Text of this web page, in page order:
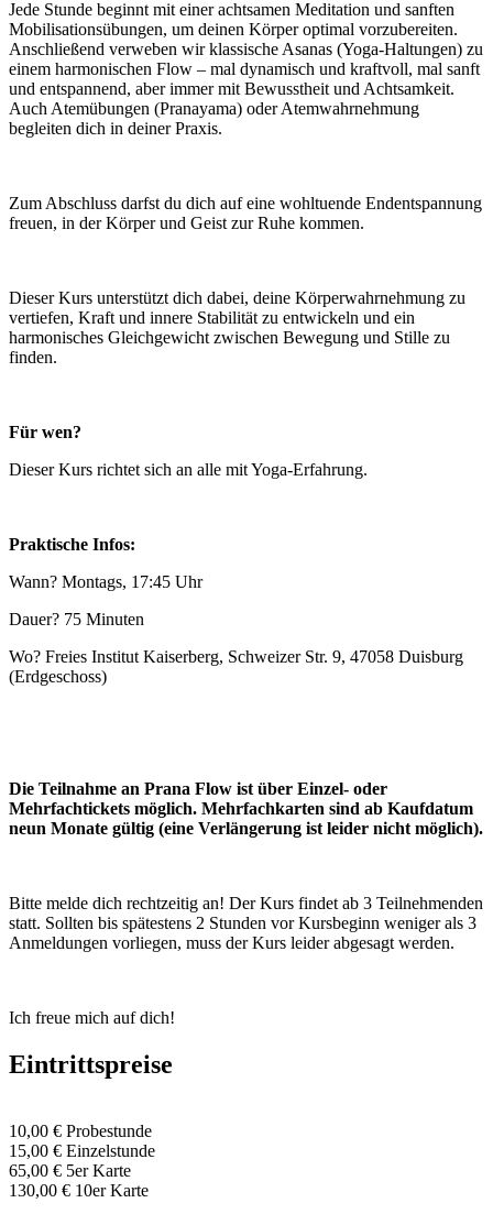
Jede Stunde beginnt mit einer achtsamen Meditation und sanften
Mobilisationsübungen, um deinen Körper optimal vorzubereiten.
Anschließend verweben wir klassische Asanas (Yoga-Haltungen) zu
einem harmonischen Flow – mal dynamisch und kraftvoll, mal sanft
und entspannend, aber immer mit Bewusstheit und Achtsamkeit.
Auch Atemübungen (Pranayama) oder Atemwahrnehmung
begleiten dich in deiner Praxis.
Zum Abschluss darfst du dich auf eine wohltuende Endentspannung
freuen, in der Körper und Geist zur Ruhe kommen.
Dieser Kurs unterstützt dich dabei, deine Körperwahrnehmung zu
vertiefen, Kraft und innere Stabilität zu entwickeln und ein
harmonisches Gleichgewicht zwischen Bewegung und Stille zu
finden.
Für wen?
Dieser Kurs richtet sich an alle mit Yoga-Erfahrung.
Praktische Infos:
Wann? Montags, 17:45 Uhr
Dauer? 75 Minuten
Wo? Freies Institut Kaiserberg, Schweizer Str. 9, 47058 Duisburg
(Erdgeschoss)
Die Teilnahme an Prana Flow ist über Einzel- oder
Mehrfachtickets möglich. Mehrfachkarten sind ab Kaufdatum
neun Monate gültig (eine Verlängerung ist leider nicht möglich).
Bitte melde dich rechtzeitig an! Der Kurs findet ab 3 Teilnehmenden
statt. Sollten bis spätestens 2 Stunden vor Kursbeginn weniger als 3
Anmeldungen vorliegen, muss der Kurs leider abgesagt werden.
Ich freue mich auf dich!
Eintrittspreise
10,00 € Probestunde
15,00 € Einzelstunde
65,00 € 5er Karte
130,00 € 10er Karte